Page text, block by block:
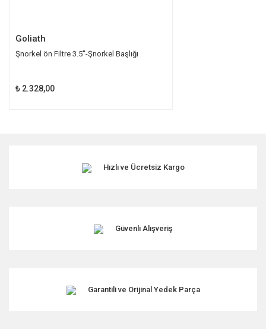
Goliath
Şnorkel ön Filtre 3.5''-Şnorkel Başlığı
₺ 2.328,00
Hızlı ve Ücretsiz Kargo
Güvenli Alışveriş
Garantili ve Orijinal Yedek Parça